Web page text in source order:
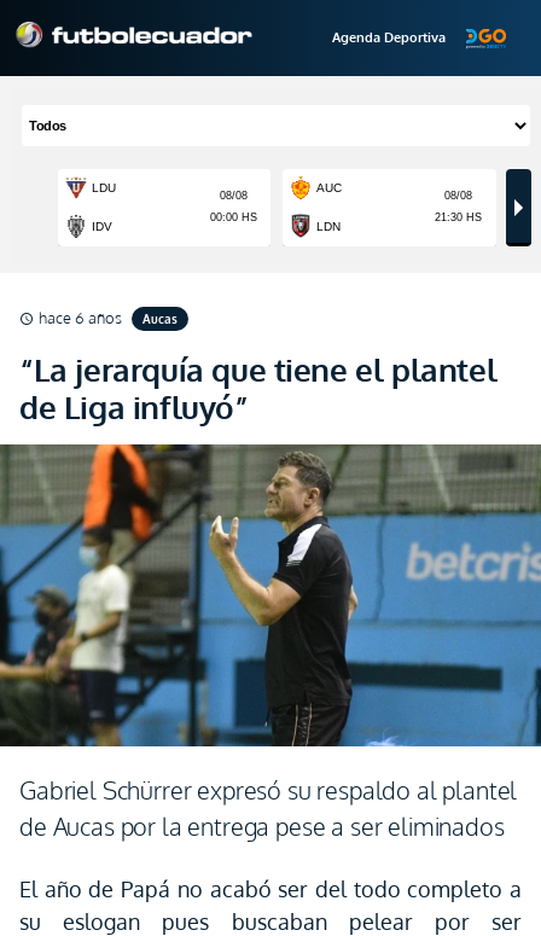
Agenda Deportiva
schedule hace 6 años Aucas
“La jerarquía que tiene el plantel
de Liga influyó”
Gabriel Schürrer expresó su respaldo al plantel
de Aucas por la entrega pese a ser eliminados
El año de Papá no acabó ser del todo completo a
su eslogan pues buscaban pelear por ser